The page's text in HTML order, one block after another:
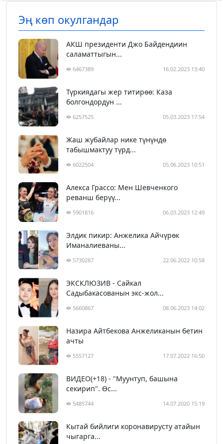
Эң көп окулгандар
АКШ президенти Джо Байдендиин
саламаттыгын...
6467389 16.02.2023 13:40
Түркиядагы жер титирөө: Каза
болгондордун ...
6257525 05.03.2023 17:54
Жаш жубайлар нике түнүндө
табышмактуу түрд...
6022504 05.06.2023 10:51
Алекса Грассо: Мен Шевченкого
реванш берүү...
5901816 06.03.2023 12:49
Элдик пикир: Анжелика Айчүрөк
Иманалиеваны...
5730287 22.06.2022 10:58
ЭКСКЛЮЗИВ - Сайкал
Садыбакасованын экс-жол...
5660867 08.06.2023 14:02
Назира Айтбекова Анжеликанын бетин
ачты
5557127 17.07.2022 16:50
ВИДЕО(+18) - "Муунтуп, башына
секирип". Өс...
5485744 14.07.2020 15:19
Кытай бийлиги коронавирусту атайын
чыгарга...